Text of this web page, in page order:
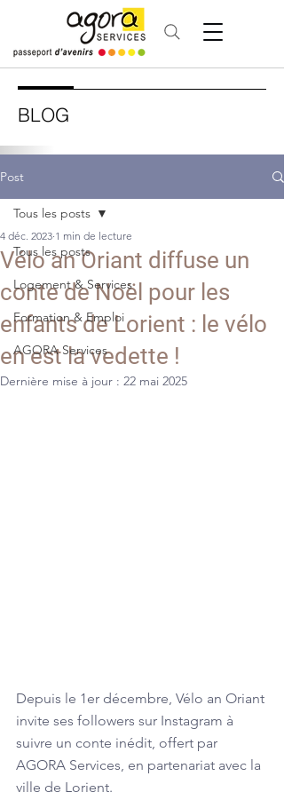
BLOG
Post
Tous les posts
Logement & Services
Formation & Emploi
AGORA Services
Tous les posts
Vélo an Oriant diffuse un
conte de Noël pour les
enfants de Lorient : le vélo
en est la vedette !
4 déc. 2023 1 min de lecture
Dernière mise à jour : 22 mai 2025
Depuis le 1er décembre, Vélo an Oriant
invite ses followers sur Instagram à
suivre un conte inédit, offert par
AGORA Services, en partenariat avec la
ville de Lorient.